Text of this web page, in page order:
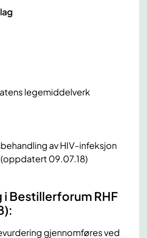
legemiddelverk
av HIV-infeksjon
(oppdatert 09.07.18)
i Bestillerforum RHF
gjennomføres ved